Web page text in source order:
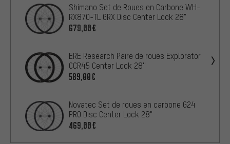
Shimano Set de Roues en Carbone WH-
RX870-TL GRX Disc Center Lock 28"
679,00€
ERE Research Paire de roues Explorator
CCR45 Center Lock 28''
589,00€
Novatec Set de roues en carbone G24
PRO Disc Center Lock 28"
469,00€